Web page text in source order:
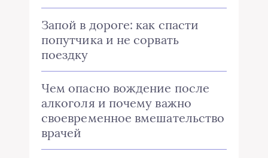
Запой в дороге: как спасти
попутчика и не сорвать
поездку
Чем опасно вождение после
алкоголя и почему важно
своевременное вмешательство
врачей